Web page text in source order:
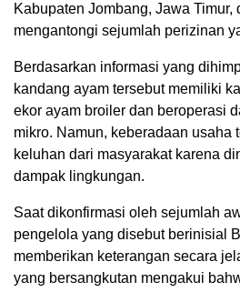
Kabupaten Jombang, Jawa
mengantongi sejumlah perizinan
Berdasarkan informasi yang
kandang ayam tersebut memiliki
ekor ayam broiler dan beroperasi
mikro. Namun, keberadaan usaha
keluhan dari masyarakat karena
dampak lingkungan.
Saat dikonfirmasi oleh sejumlah
pengelola yang disebut berinisial
memberikan keterangan secara
yang bersangkutan mengakui